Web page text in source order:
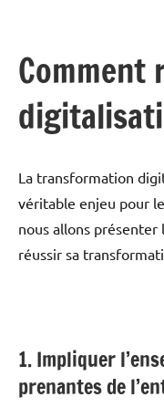
Comment
La transformation
véritable enjeu pour
nous allons présenter
réussir sa
1. Impliquer
prenantes de